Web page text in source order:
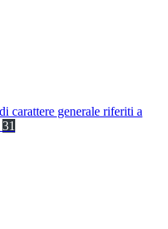
carattere generale riferiti a
31